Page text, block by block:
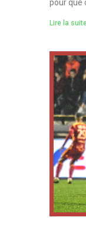
pour que
Lire la